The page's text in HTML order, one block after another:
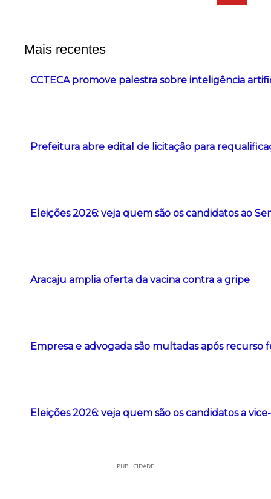
Mais recentes
CCTECA promove palestra sobre inteligência
Prefeitura abre edital de licitação para
Eleições 2026: veja quem são os candidatos ao
Aracaju amplia oferta da vacina contra a gripe
Empresa e advogada são multadas após
Eleições 2026: veja quem são os candidatos a
PUBLICIDADE